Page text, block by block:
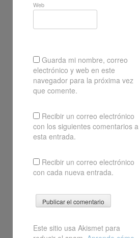
Web
Guarda mi nombre, correo
electrónico y web en este
navegador para la próxima vez
que comente.
Recibir un correo electrónico
con los siguientes comentarios a
esta entrada.
Recibir un correo electrónico
con cada nueva entrada.
Este sitio usa Akismet para